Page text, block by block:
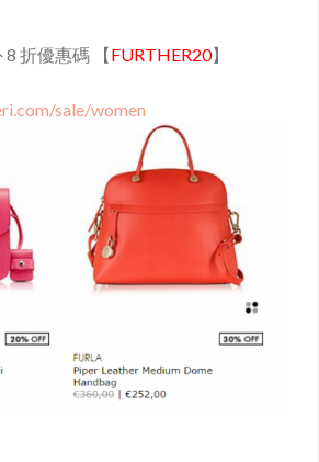
折優惠碼 【FURTHER20】
sale/women